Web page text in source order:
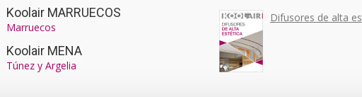
Koolair MARRUECOS
Marruecos
Koolair MENA
Túnez y Argelia
Difusores de alta